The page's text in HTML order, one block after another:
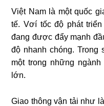
Việt Nam là một quốc
tế. Vơí tốc độ phát
đang được đẩy mạnh
độ nhanh chóng. Trong
một trong những
lớn.
Giao thông vận tải như